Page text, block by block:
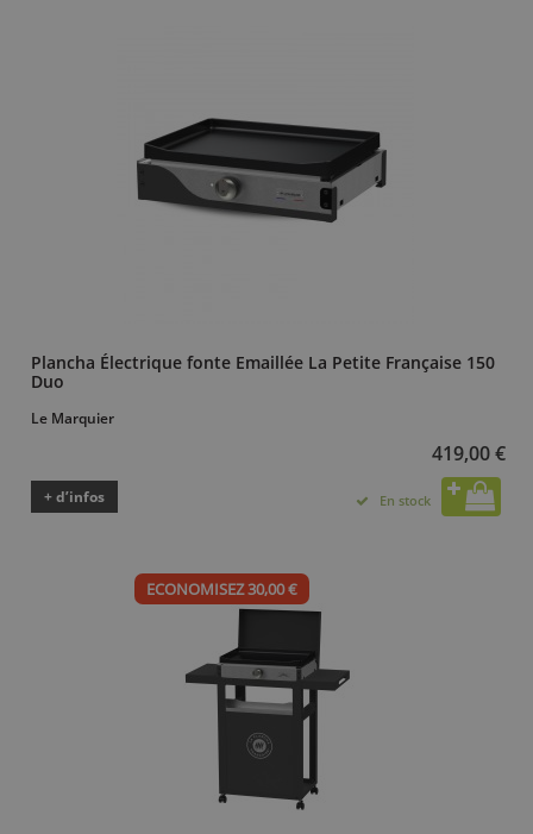
Plancha Électrique fonte Emaillée La Petite Française 150
Duo
Le Marquier
419,00 €
+ d’infos En stock
ECONOMISEZ 30,00 €